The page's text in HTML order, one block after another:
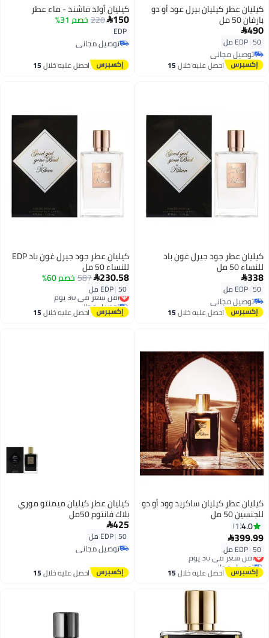
كيليان عطر كيليان بيرل عود أو دو
بارفان 50 مل
490
EDP|50 مل
توصيل مجاني
توصيل مجانياحصل عليه خلال15
كيليان أولد فاشند - ماء عطر
150
220 خصم 31%
EDP
توصيل مجاني
توصيل مجاني
احصل عليه خلال15
كيليان عطر جود جيرل غون باد
للنساء 50 مل
338
EDP|50 مل
توصيل مجاني
توصيل مجانياحصل عليه خلال15
كيليان عطر جود جيرل غون باد EDP
للنساء 50 مل
230.58
587 خصم 60%
EDP|50 ملأقل سعر في 30 يوم
توصيل مجاني
أقل سعر في 30 يوماحصل عليه خلال15
كيليان عطر كيليان ساكريد وود أو دو
للجنسين 50 مل
4.0
1
399.99
EDP|50 ملأقل سعر في 30 يوم
توصيل مجاني
أقل سعر في 30 يوماحصل عليه خلال15
كيليان عطر كيليان ميمنتو موري
بلاك فانتوم 50مل
425
EDP|50 مل
توصيل مجاني
توصيل مجاني
احصل عليه خلال15